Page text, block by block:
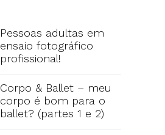
Pessoas adultas em
ensaio fotográfico
profissional!
Corpo & Ballet – meu
corpo é bom para o
ballet? (partes 1 e 2)